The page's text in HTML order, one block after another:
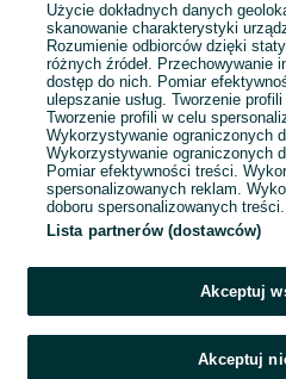
Zawiercie,
20 lipca
1
Użycie dokładnych danych
skanowanie charakterystyki
Rozumienie odbiorców dzięki
różnych źródeł. Przechowywanie
dostęp do nich. Pomiar
ulepszanie usług. Tworzenie
Tworzenie profili w celu
Wykorzystywanie ograniczonych
Wykorzystywanie ograniczonych
Pomiar efektywności treści.
spersonalizowanych reklam.
doboru spersonalizowanych treści.
Lista partnerów (dostawców)
Akceptuj
Akceptuj